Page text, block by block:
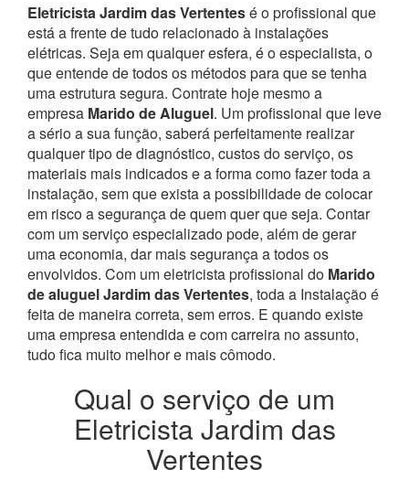
Eletricista Jardim das Vertentesé o profissional que
está a frente de tudo relacionado à instalações
elétricas. Seja em qualquer esfera, é o especialista, o
que entende de todos os métodos para que se tenha
uma estrutura segura. Contrate hoje mesmo a
empresa Marido de Aluguel. Um profissional que leve
a sério a sua função, saberá perfeitamente realizar
qualquer tipo de diagnóstico, custos do serviço, os
materiais mais indicados e a forma como fazer toda a
instalação, sem que exista a possibilidade de colocar
em risco a segurança de quem quer que seja. Contar
com um serviço especializado pode, além de gerar
uma economia, dar mais segurança a todos os
envolvidos. Com um eletricista profissional do Marido
de aluguel Jardim das Vertentes, toda a Instalação é
feita de maneira correta, sem erros. E quando existe
uma empresa entendida e com carreira no assunto,
tudo fica muito melhor e mais cômodo.
Qual o serviço de um
Eletricista Jardim das
Vertentes